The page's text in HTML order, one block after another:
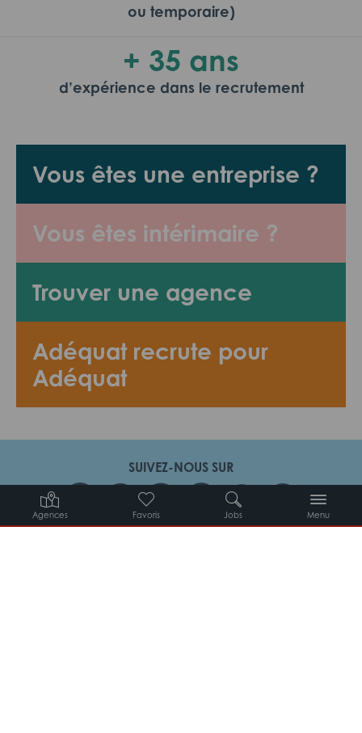
Agences Favoris Jobs Menu
Vous êtes une entreprise ?
Vous êtes intérimaire ?
Trouver une agence
Adéquat recrute pour
Adéquat
ou temporaire)
+ 35 ans
d’expérience dans le recrutement
SUIVEZ-NOUS SUR